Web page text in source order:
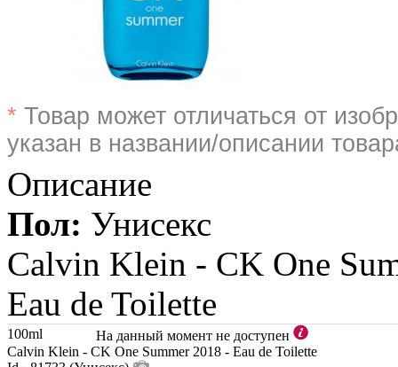
* Товар может отличаться от
указан в названии/описании
Описание
Пол: Унисекс
Calvin Klein - CK One
Eau de Toilette
100ml
На данный момент не доступен
Calvin Klein - CK One Summer 2018 - Eau de Toilette